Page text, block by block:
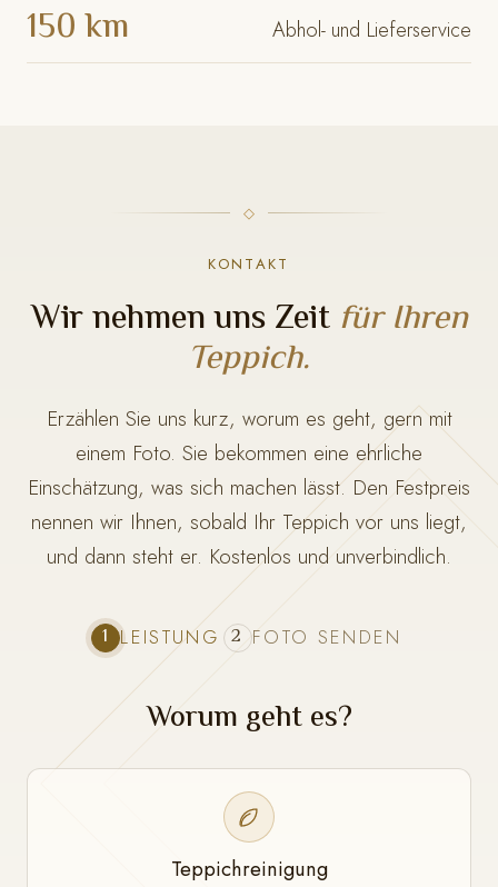
150 km Abhol- und Lieferservice
KONTAKT
Wir nehmen uns Zeit für Ihren
Teppich.
Erzählen Sie uns kurz, worum es geht, gern mit
einem Foto. Sie bekommen eine ehrliche
Einschätzung, was sich machen lässt. Den Festpreis
nennen wir Ihnen, sobald Ihr Teppich vor uns liegt,
und dann steht er. Kostenlos und unverbindlich.
1 LEISTUNG 2 FOTO SENDEN
Worum geht es?
Teppichreinigung